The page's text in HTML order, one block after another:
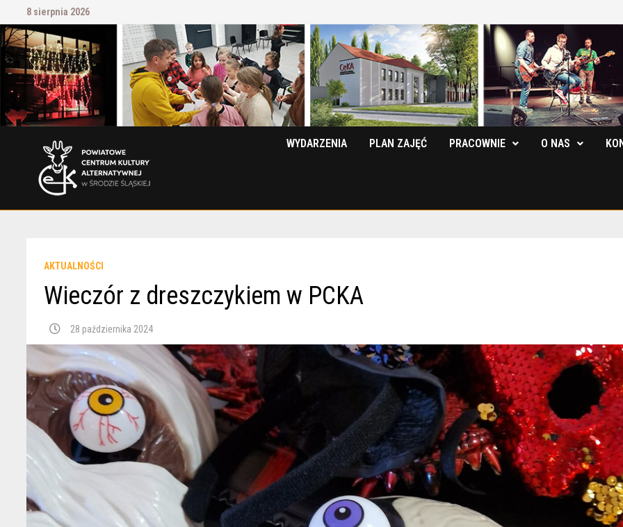
Przejdź
do
treści
8 sierpnia 2026
WYDARZENIA PLAN ZAJĘĆ PRACOWNIE O NAS
AKTUALNOŚCI
Wieczór z dreszczykiem w PCKA
28 października 2024